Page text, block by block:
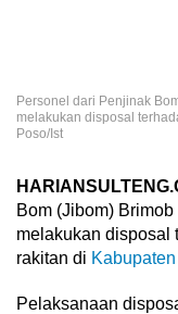
Personel dari Penjinak
melakukan disposal
Poso/Ist
Bom (Jibom)
melakukan disposal
rakitan di
Pelaksanaan